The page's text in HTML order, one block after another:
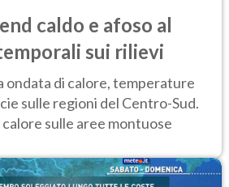
caldo e afoso al
sui rilievi
ondata di calore, temperature
sulle regioni del Centro-Sud.
sulle aree montuose